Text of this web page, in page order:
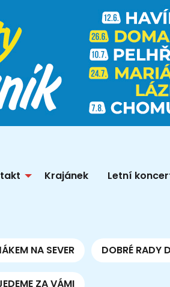
Krajánek Letní
NA SEVER DOBRÉ RADY
ZA VÁMI